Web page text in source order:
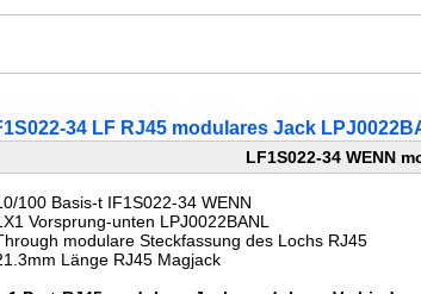
34 LF RJ45 modulares Jack
LF1S022-34 WENN
100 Basis-t IF1S022-34 WENN
Vorsprung-unten LPJ0022BANL
modulare Steckfassung des Lochs RJ45
Länge RJ45 Magjack